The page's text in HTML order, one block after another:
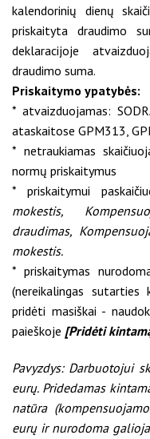
kalendorinių dienų
priskaityta draudimo
deklaracijoje
draudimo suma.
Priskaitymo ypatybės:
* atvaizduojamas:
ataskaitose GPM313,
* netraukiamas
normų priskaitymus
* priskaitymui
mokestis,
draudimas,
mokestis.
* priskaitymas
(nereikalingas sutarties
pridėti masiškai -
paieškoje [Pridėti
Pavyzdys: Darbuotojui
eurų. Pridedamas
natūra
eurų ir nurodoma